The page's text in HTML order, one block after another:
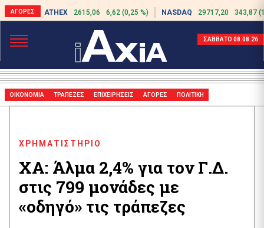
ATHEX 2615,06 6,62 (0,25 %) NASDAQ 29717,20 343,87
ΣΑΒΒΑΤΟ 08.08.26
ΟΙΚΟΝΟΜΙΑ ΤΡΑΠΕΖΕΣ ΕΠΙΧΕΙΡΗΣΕΙΣ ΑΓΟΡΕΣ ΠΟΛΙΤΙΚΗ
ΧΡΗΜΑΤΙΣΤΗΡΙΟ
XA: Άλμα 2,4% για τον Γ.Δ.
στις 799 μονάδες με
«οδηγό» τις τράπεζες